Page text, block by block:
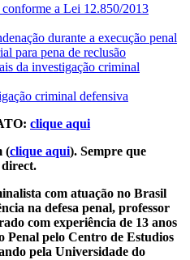
a Lei 12.850/2013
durante a execução penal
para pena de reclusão
da investigação criminal
criminal defensiva
clique aqui
(clique aqui). Sempre que
direct.
com atuação no Brasil
na defesa penal, professor
com experiência de 13 anos
Penal pelo Centro de Estudios
pela Universidade do